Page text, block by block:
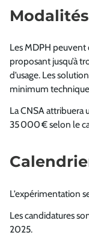
Les MDPH peuvent
proposant jusqu’à
d’usage. Les
minimum
La CNSA
35 000 € selon le
L’expérimentation
Les candidatures
2025.